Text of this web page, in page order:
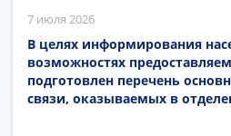
7 июля 2026
В целях информирования
возможностях
подготовлен перечень
связи, оказываемых в